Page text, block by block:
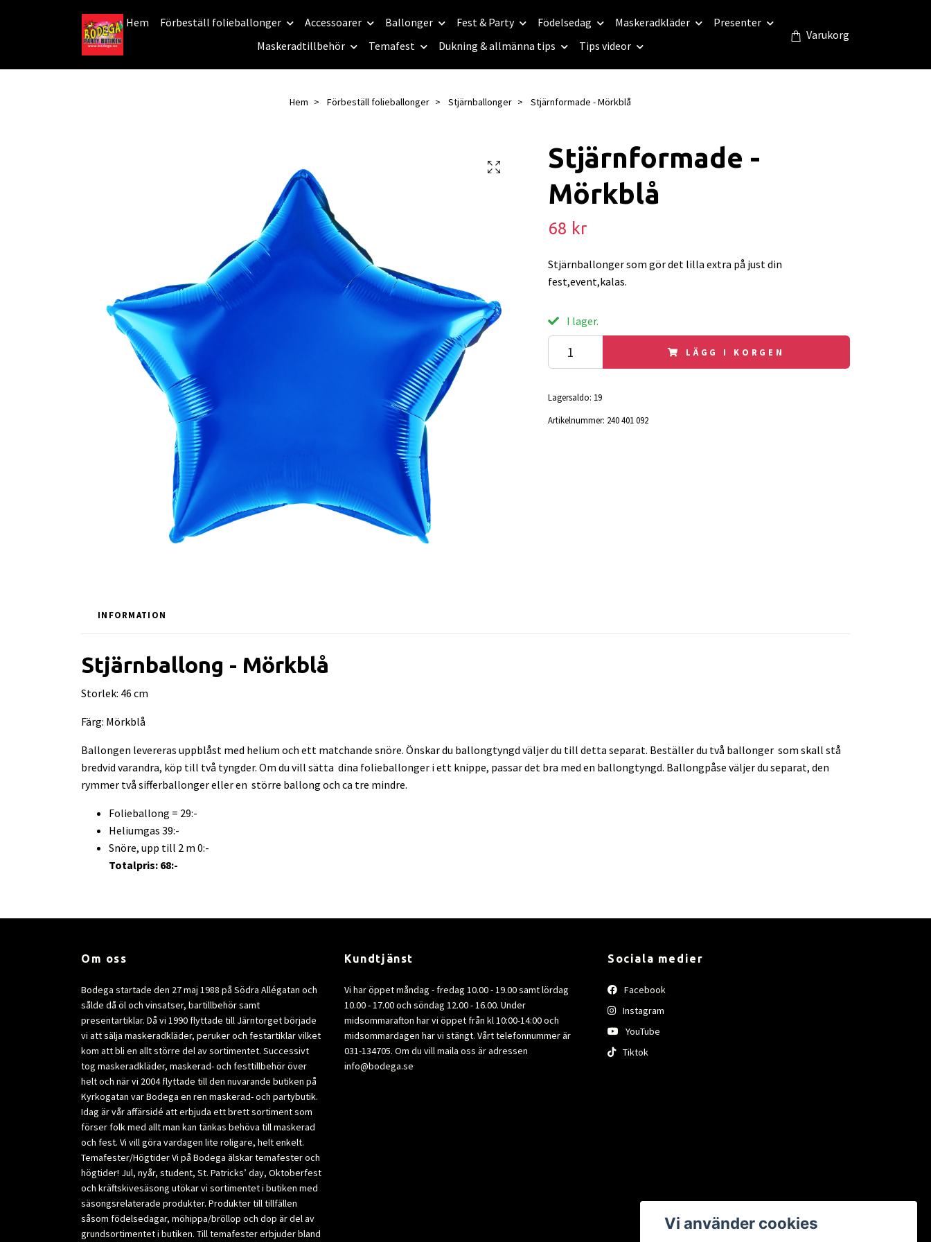
Hem Förbeställ folieballonger Accessoarer Ballonger Fest & Party Födelsedag Maskeradkläder
Presenter
Maskeradtillbehör
Temafest Dukning & allmänna tips Tips videor
Varukorg
Hem Förbeställ folieballonger Stjärnballonger Stjärnformade - Mörkblå
Stjärnformade -
Mörkblå
68 kr
Stjärnballonger som gör det lilla extra på just din
fest,event,kalas.
I lager.
LÄGG I KORGEN
Lagersaldo: 19
Artikelnummer: 240 401 092
INFORMATION
Stjärnballong - Mörkblå
Storlek: 46 cm
Färg: Mörkblå
Ballongen levereras uppblåst med helium och ett matchande snöre. Önskar du ballongtyngd väljer du till detta separat. Beställer du två ballonger som skall stå
bredvid varandra, köp till två tyngder. Om du vill sätta dina folieballonger i ett knippe, passar det bra med en ballongtyngd. Ballongpåse väljer du separat, den
rymmer två sifferballonger eller en större ballong och ca tre mindre.
Folieballong = 29:-
Heliumgas 39:-
Snöre, upp till 2 m 0:-
Totalpris: 68:-
Om oss
Bodega startade den 27 maj 1988 på Södra Allégatan och
sålde då öl och vinsatser, bartillbehör samt
presentartiklar. Då vi 1990 flyttade till Järntorget började
vi att sälja maskeradkläder, peruker och festartiklar vilket
kom att bli en allt större del av sortimentet. Successivt
tog maskeradkläder, maskerad- och festtillbehör över
helt och när vi 2004 flyttade till den nuvarande butiken på
Kyrkogatan var Bodega en ren maskerad- och partybutik.
Idag är vår affärsidé att erbjuda ett brett sortiment som
förser folk med allt man kan tänkas behöva till maskerad
och fest. Vi vill göra vardagen lite roligare, helt enkelt.
Temafester/Högtider Vi på Bodega älskar temafester och
högtider! Jul, nyår, student, St. Patricks’ day, Oktoberfest
och kräftskivesäsong utökar vi sortimentet i butiken med
säsongsrelaterade produkter. Produkter till tillfällen
såsom födelsedagar, möhippa/bröllop och dop är del av
grundsortimentet i butiken. Till temafester erbjuder bland
Kundtjänst
Vi har öppet måndag - fredag 10.00 - 19.00 samt lördag
10.00 - 17.00 och söndag 12.00 - 16.00. Under
midsommarafton har vi öppet från kl 10:00-14:00 och
midsommardagen har vi stängt. Vårt telefonnummer är
031-134705. Om du vill maila oss är adressen
info@bodega.se
Sociala medier
Facebook
Instagram
YouTube
Tiktok
Vi använder cookies